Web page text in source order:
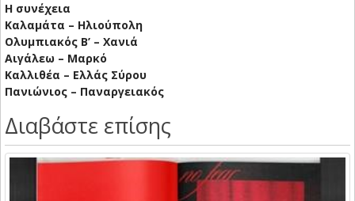
Η συνέχεια
Καλαμάτα – Ηλιούπολη
Ολυμπιακός Β’ – Χανιά
Αιγάλεω – Μαρκό
Καλλιθέα – Ελλάς Σύρου
Πανιώνιος – Παναργειακός
Διαβάστε επίσης